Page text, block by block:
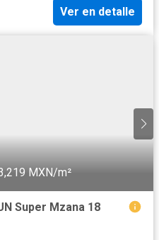
Ver en detalle
MXN/m²
Super Mzana 18